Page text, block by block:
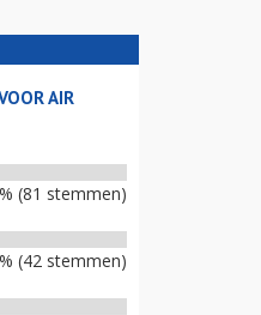
AIR
(81 stemmen)
(42 stemmen)